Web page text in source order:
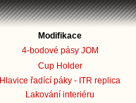
Modifikace
4-bodové pásy JOM
Cup Holder
Hlavice řadící páky - ITR replica
Lakování interiéru